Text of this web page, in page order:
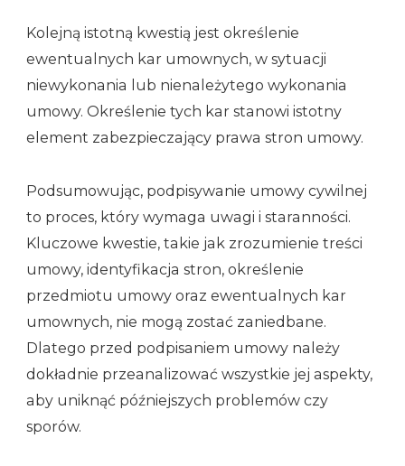
Kolejną istotną kwestią jest określenie
ewentualnych kar umownych, w sytuacji
niewykonania lub nienależytego wykonania
umowy. Określenie tych kar stanowi istotny
element zabezpieczający prawa stron umowy.
Podsumowując, podpisywanie umowy cywilnej
to proces, który wymaga uwagi i staranności.
Kluczowe kwestie, takie jak zrozumienie treści
umowy, identyfikacja stron, określenie
przedmiotu umowy oraz ewentualnych kar
umownych, nie mogą zostać zaniedbane.
Dlatego przed podpisaniem umowy należy
dokładnie przeanalizować wszystkie jej aspekty,
aby uniknąć późniejszych problemów czy
sporów.